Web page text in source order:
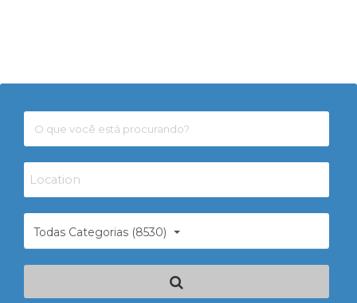
Todas Categorias (8530)